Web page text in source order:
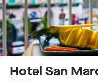
Hotel San